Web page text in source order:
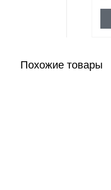
Похожие товары